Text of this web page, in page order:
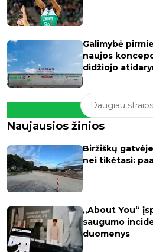
Galimybė
naujos
didžiojo
Daugiau
Naujausios žinios
Biržiškų
nei tikėtasi:
„About You“
saugumo
duomenys